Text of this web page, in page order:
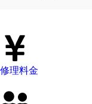
修理料金